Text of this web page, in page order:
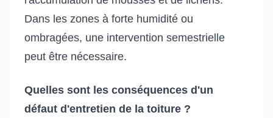
Dans les zones à forte humidité ou
ombragées, une intervention semestrielle
peut être nécessaire.
Quelles sont les conséquences d'un
défaut d'entretien de la toiture ?